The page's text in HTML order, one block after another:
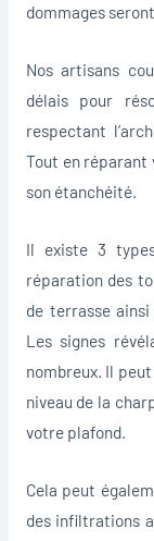
dommages
Nos artisans
délais pour
respectant
Tout en réparant
son étanchéité.
Il existe 3
réparation des
de terrasse
Les signes
nombreux. Il
niveau de la
votre plafond.
Cela peut
des infiltrations